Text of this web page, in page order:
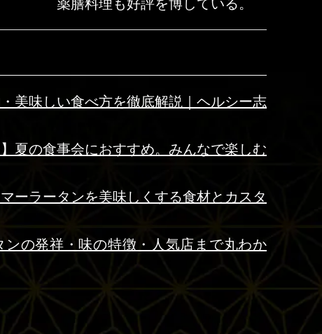
薬膳料理も好評を博している。
美味しい食べ方を徹底解説｜ヘルシー志
夏の食事会におすすめ。みんなで楽しむ
ーラータンを美味しくする食材とカスタ
ンの発祥・味の特徴・人気店まで丸わか